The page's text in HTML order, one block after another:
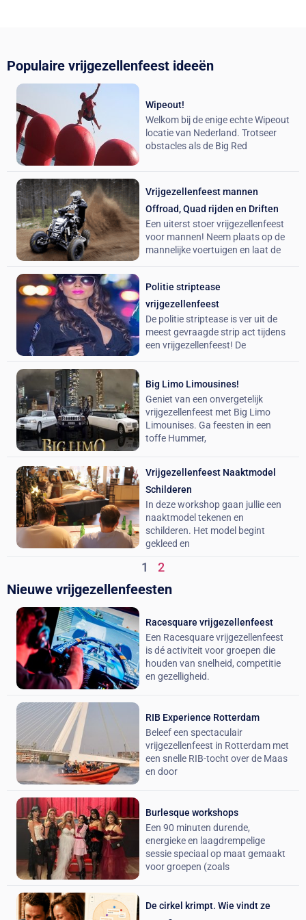
Gaat je beste vriendin, zus of nicht trouwen en organiseer jij
een vrijgezellenfeest voor haar? Kies dan een activiteit of
uitje uit ons aanbod met meer dan 100 vrijgezellenfeesten
voor vrouwen. Er is voor ieder wat wils: creatieve en
erotische workshops, culinaire avondjes uit, sportieve (én
hilarische) activiteiten en spannende speurtochten. Met een
vrijgezellenuitje van Vrijgezellenfeest.nl wordt het een
onvergetelijke dag!
Vrijgezellenfeest vrouwen
Populaire vrijgezellenfeest ideeën
Wipeout!
Welkom bij de enige echte Wipeout
locatie van Nederland. Trotseer
obstacles als de Big Red
Vrijgezellenfeest mannen
Offroad, Quad rijden en Driften
Een uiterst stoer vrijgezellenfeest
voor mannen! Neem plaats op de
mannelijke voertuigen en laat de
Politie striptease
vrijgezellenfeest
De politie striptease is ver uit de
meest gevraagde strip act tijdens
een vrijgezellenfeest! De
Big Limo Limousines!
Geniet van een onvergetelijk
vrijgezellenfeest met Big Limo
Limounises. Ga feesten in een
toffe Hummer,
Vrijgezellenfeest Naaktmodel
Schilderen
In deze workshop gaan jullie een
naaktmodel tekenen en
schilderen. Het model begint
gekleed en
1 2
Nieuwe vrijgezellenfeesten
Racesquare vrijgezellenfeest
Een Racesquare vrijgezellenfeest
is dé activiteit voor groepen die
houden van snelheid, competitie
en gezelligheid.
RIB Experience Rotterdam
Beleef een spectaculair
vrijgezellenfeest in Rotterdam met
een snelle RIB-tocht over de Maas
en door
Burlesque workshops
Een 90 minuten durende,
energieke en laagdrempelige
sessie speciaal op maat gemaakt
voor groepen (zoals
De cirkel krimpt. Wie vindt ze